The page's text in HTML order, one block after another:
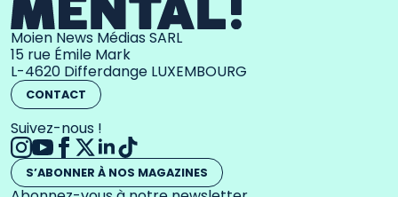
Moien News Médias SARL
15 rue Émile Mark
L-4620 Differdange LUXEMBOURG
CONTACT
Suivez-nous !
S’ABONNER À NOS MAGAZINES